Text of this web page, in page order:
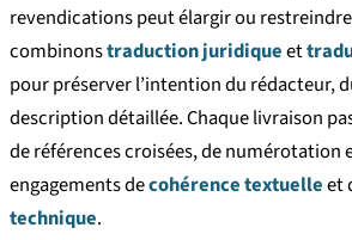
revendications peut élargir ou
combinonstraduction juridiqueet
pour préserver l’intention du rédacteur,
description détaillée. Chaque livraison
de références croisées, de numérotation
engagements decohérence textuelleet
technique.